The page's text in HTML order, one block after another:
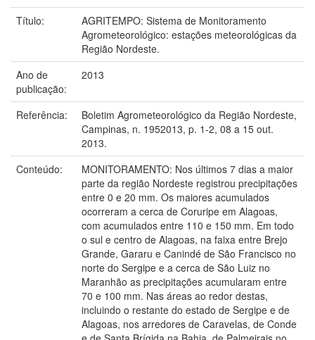
Título:
AGRITEMPO: Sistema de Monitoramento
Agrometeorológico: estações meteorológicas da
Região Nordeste.
Ano de
publicação:
2013
Referência:
Boletim Agrometeorológico da Região Nordeste,
Campinas, n. 1952013, p. 1-2, 08 a 15 out.
2013.
Conteúdo:
MONITORAMENTO: Nos últimos 7 dias a maior
parte da região Nordeste registrou precipitações
entre 0 e 20 mm. Os maiores acumulados
ocorreram a cerca de Coruripe em Alagoas,
com acumulados entre 110 e 150 mm. Em todo
o sul e centro de Alagoas, na faixa entre Brejo
Grande, Gararu e Canindé de São Francisco no
norte do Sergipe e a cerca de São Luiz no
Maranhão as precipitações acumularam entre
70 e 100 mm. Nas áreas ao redor destas,
incluindo o restante do estado de Sergipe e de
Alagoas, nos arredores de Caravelas, de Conde